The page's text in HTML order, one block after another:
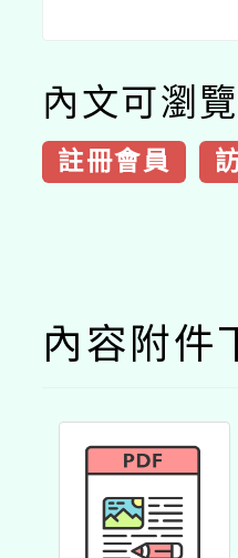
內文可瀏
註冊會員
內容附件